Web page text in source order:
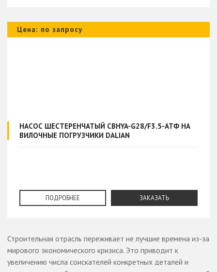
Цена: по запросу
НАСОС ШЕСТЕРЕНЧАТЫЙ CBHYA-G28/F3.5-ATΦ НА
ВИЛОЧНЫЕ ПОГРУЗЧИКИ DALIAN
ПОДРОБНЕЕ ЗАКАЗАТЬ
Строительная отрасль переживает не лучшие времена из-за
мирового экономического кризиса. Это приводит к
увеличению числа соискателей конкретных деталей и